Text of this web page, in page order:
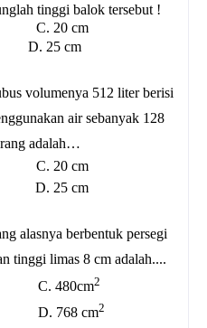
tinggi balok tersebut !
20 cm
cm
volumenya 512 liter berisi
air sebanyak 128
adalah…
20 cm
25 cm
alasnya berbentuk persegi
tinggi limas 8 cm adalah....
2
cm2